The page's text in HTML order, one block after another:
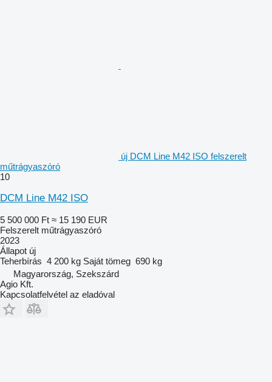
új DCM Line M42 ISO felszerelt
műtrágyaszóró
10
DCM Line M42 ISO
5 500 000 Ft ≈ 15 190 EUR
Felszerelt műtrágyaszóró
2023
Állapot új
Teherbírás 4 200 kg Saját tömeg 690 kg
Magyarország, Szekszárd
Agio Kft.
Kapcsolatfelvétel az eladóval